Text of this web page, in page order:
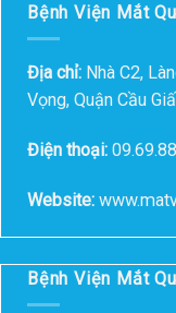
Bệnh Viện Mắt
Địa chỉ: Nhà C2,
Vọng, Quận Cầu
Điện thoại:
Website:
Bệnh Viện Mắt